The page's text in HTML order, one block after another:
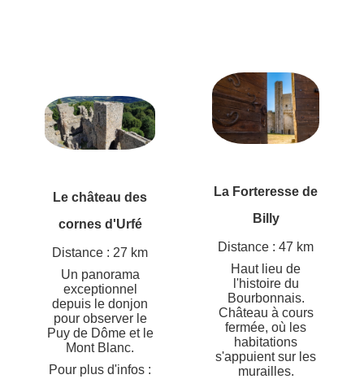
Le château des
cornes d'Urfé
Distance : 27 km
Un panorama
exceptionnel
depuis le donjon
pour observer le
Puy de Dôme et le
Mont Blanc.
Pour plus d'infos :
La Forteresse de
Billy
Distance : 47 km
Haut lieu de
l'histoire du
Bourbonnais.
Château à cours
fermée, où les
habitations
s'appuient sur les
murailles.